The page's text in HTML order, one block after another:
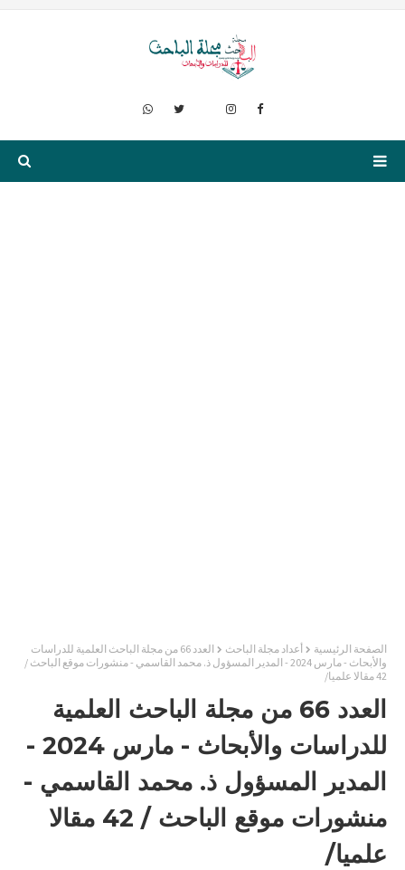
الصفحة الرئيسية أعداد مجلة الباحث
العدد 66 من مجلة الباحث العلمية للدراسات
والأبحاث - مارس 2024 - المدير المسؤول ذ. محمد القاسمي - منشورات موقع الباحث /
42 مقالا علميا/
العدد 66 من مجلة الباحث العلمية
للدراسات والأبحاث - مارس 2024 -
المدير المسؤول ذ. محمد القاسمي -
منشورات موقع الباحث / 42 مقالا
علميا/